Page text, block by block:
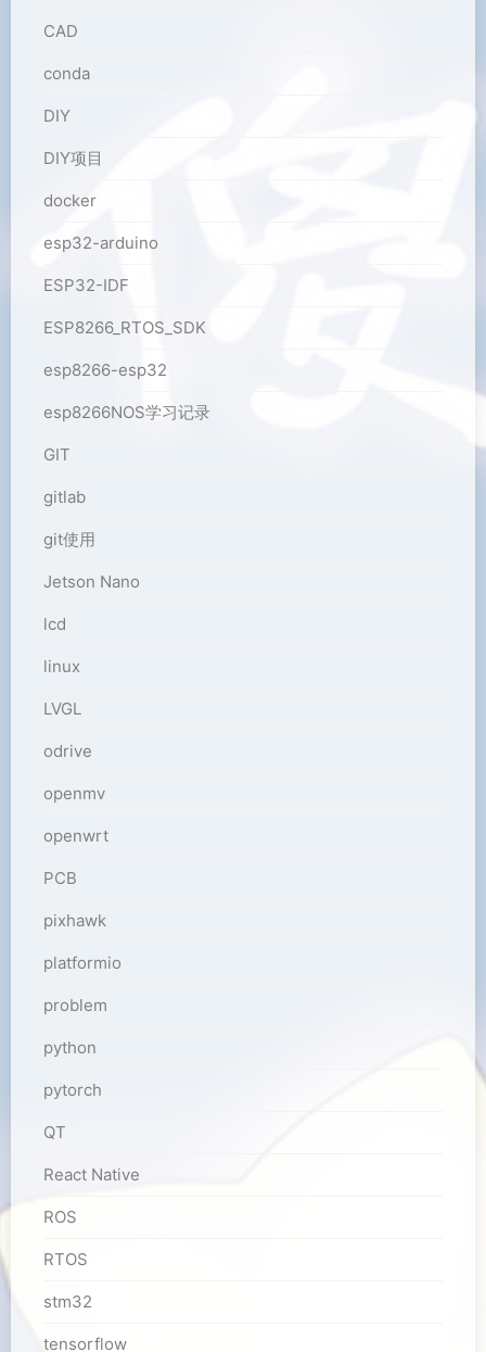
CAD
conda
DIY
DIY项目
docker
esp32-arduino
ESP32-IDF
ESP8266_RTOS_SDK
esp8266-esp32
esp8266NOS学习记录
GIT
gitlab
git使用
Jetson Nano
lcd
linux
LVGL
odrive
openmv
openwrt
PCB
pixhawk
platformio
problem
python
pytorch
QT
React Native
ROS
RTOS
stm32
tensorflow